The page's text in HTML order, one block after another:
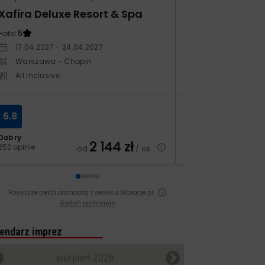
Deluxe Resort & Spa
5
17.04.2027 - 24.04.2027
Warszawa - Chopin
All Inclusive
opinie
6.8
od 2 144 zł/ os.
Powyższe treści pochodzą z serwisu Wakacje.pl
Zostań partnerem
imprez